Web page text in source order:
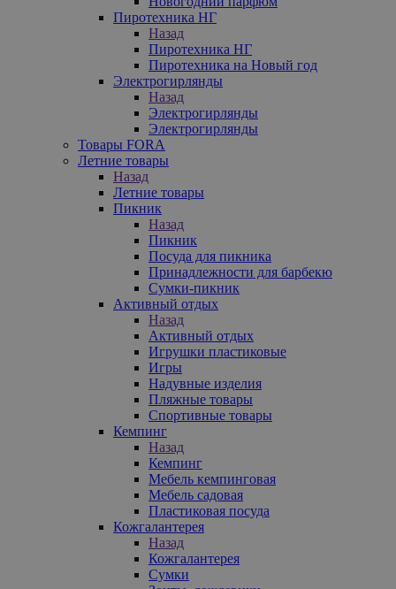
Пиротехника НГ
Назад
Пиротехника НГ
Пиротехника на Новый год
Электрогирлянды
Назад
Электрогирлянды
Электрогирлянды
Товары FORA
Летние товары
Назад
Летние товары
Пикник
Назад
Пикник
Посуда для пикника
Принадлежности для барбекю
Сумки-пикник
Активный отдых
Назад
Активный отдых
Игрушки пластиковые
Игры
Надувные изделия
Пляжные товары
Спортивные товары
Кемпинг
Назад
Кемпинг
Мебель кемпинговая
Мебель садовая
Пластиковая посуда
Кожгалантерея
Назад
Кожгалантерея
Сумки